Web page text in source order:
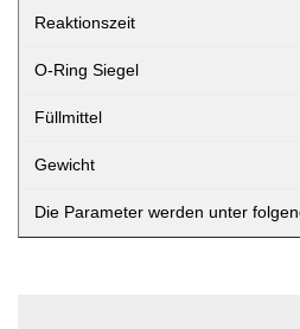
Reaktionszeit
O-Ring Siegel
Füllmittel
Gewicht
Die Parameter werden unter